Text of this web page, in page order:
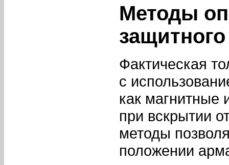
Методы
Фактическая
с
как магнитные
при вскрытии
методы
положении